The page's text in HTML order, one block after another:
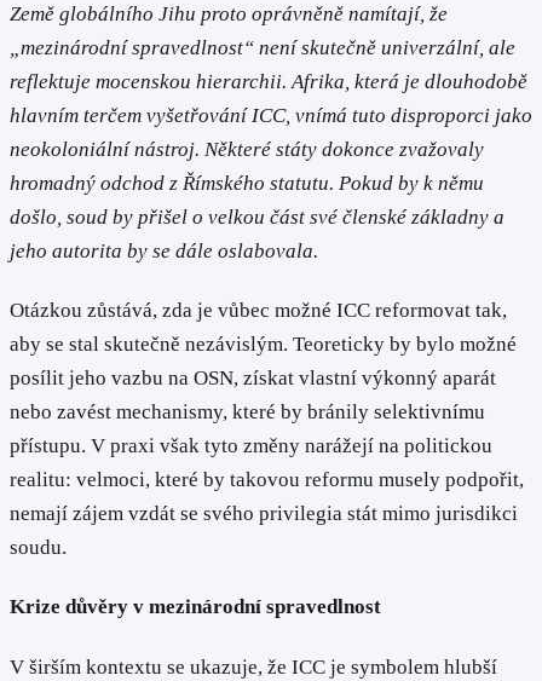
Země globálního Jihu proto oprávněně namítají, že
„mezinárodní spravedlnost“ není skutečně univerzální, ale
reflektuje mocenskou hierarchii. Afrika, která je dlouhodobě
hlavním terčem vyšetřování ICC, vnímá tuto disproporci jako
neokoloniální nástroj. Některé státy dokonce zvažovaly
hromadný odchod z Římského statutu. Pokud by k němu
došlo, soud by přišel o velkou část své členské základny a
jeho autorita by se dále oslabovala.
Otázkou zůstává, zda je vůbec možné ICC reformovat tak,
aby se stal skutečně nezávislým. Teoreticky by bylo možné
posílit jeho vazbu na OSN, získat vlastní výkonný aparát
nebo zavést mechanismy, které by bránily selektivnímu
přístupu. V praxi však tyto změny narážejí na politickou
realitu: velmoci, které by takovou reformu musely podpořit,
nemají zájem vzdát se svého privilegia stát mimo jurisdikci
soudu.
Krize důvěry v mezinárodní spravedlnost
V širším kontextu se ukazuje, že ICC je symbolem hlubší